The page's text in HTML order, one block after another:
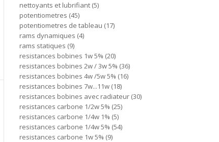
nettoyants et lubrifiant 5
potentiometres 45
potentiometres de tableau 17
rams dynamiques 4
rams statiques 9
resistances bobines 1w 5% 20
resistances bobines 2w / 3w 5% 36
resistances bobines 4w /5w 5% 16
resistances bobines 7w...11w 18
resistances bobines avec radiateur 30
resistances carbone 1/2w 5% 25
resistances carbone 1/4w 1% 5
resistances carbone 1/4w 5% 54
resistances carbone 1w 5% 9